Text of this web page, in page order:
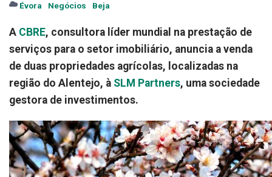
Évora
Negócios Beja
A CBRE, consultora líder mundial na prestação de
serviços para o setor imobiliário, anuncia a venda
de duas propriedades agrícolas, localizadas na
região do Alentejo, à SLM Partners, uma sociedade
gestora de investimentos.